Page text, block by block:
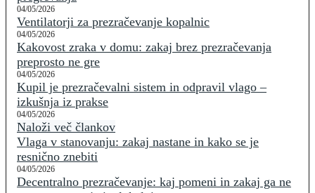
04/05/2026
Ventilatorji za prezračevanje kopalnic
04/05/2026
Kakovost zraka v domu: zakaj brez prezračevanja
preprosto ne gre
04/05/2026
Kupil je prezračevalni sistem in odpravil vlago –
izkušnja iz prakse
04/05/2026
Naloži več člankov
Vlaga v stanovanju: zakaj nastane in kako se je
resnično znebiti
04/05/2026
Decentralno prezračevanje: kaj pomeni in zakaj ga ne